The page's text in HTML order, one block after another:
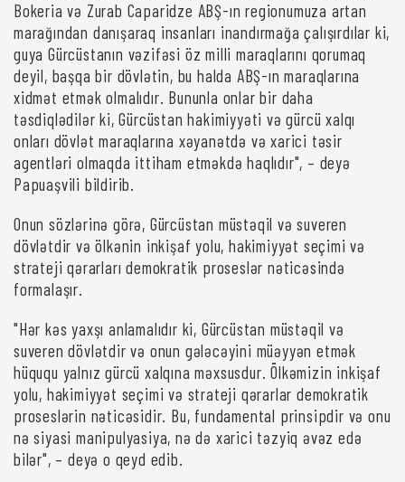
Bokeria və Zurab Caparidze ABŞ-ın regionumuza artan
marağından danışaraq insanları inandırmağa çalışırdılar ki,
guya Gürcüstanın vəzifəsi öz milli maraqlarını qorumaq
deyil, başqa bir dövlətin, bu halda ABŞ-ın maraqlarına
xidmət etmək olmalıdır. Bununla onlar bir daha
təsdiqlədilər ki, Gürcüstan hakimiyyəti və gürcü xalqı
onları dövlət maraqlarına xəyanətdə və xarici təsir
agentləri olmaqda ittiham etməkdə haqlıdır", – deyə
Papuaşvili bildirib.
Onun sözlərinə görə, Gürcüstan müstəqil və suveren
dövlətdir və ölkənin inkişaf yolu, hakimiyyət seçimi və
strateji qərarları demokratik proseslər nəticəsində
formalaşır.
"Hər kəs yaxşı anlamalıdır ki, Gürcüstan müstəqil və
suveren dövlətdir və onun gələcəyini müəyyən etmək
hüququ yalnız gürcü xalqına məxsusdur. Ölkəmizin inkişaf
yolu, hakimiyyət seçimi və strateji qərarlar demokratik
proseslərin nəticəsidir. Bu, fundamental prinsipdir və onu
nə siyasi manipulyasiya, nə də xarici təzyiq əvəz edə
bilər", – deyə o qeyd edib.